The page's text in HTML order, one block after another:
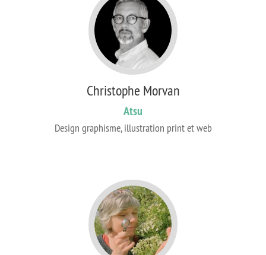
Christophe Morvan
Atsu
Design graphisme, illustration print et web